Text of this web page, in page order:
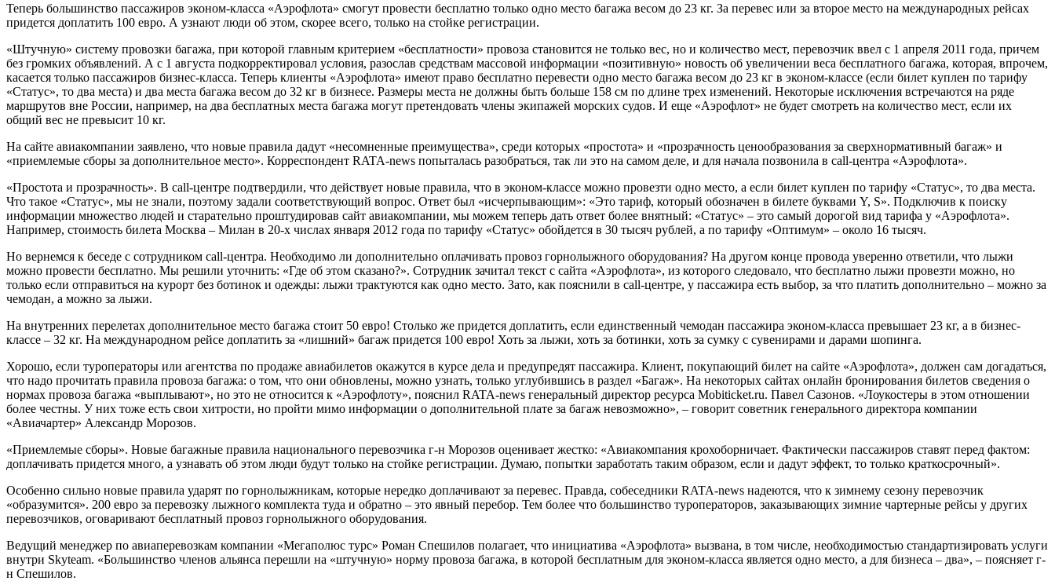
Теперь большинство пассажиров эконом-класса «Аэрофлота» смогут провести бесплатно только одно место багажа весом до 23 кг. За перевес или за второе место на международных рейсах
придется доплатить 100 евро. А узнают люди об этом, скорее всего, только на стойке регистрации.
«Штучную» систему провозки багажа, при которой главным критерием «бесплатности» провоза становится не только вес, но и количество мест, перевозчик ввел с 1 апреля 2011 года, причем
без громких объявлений. А с 1 августа подкорректировал условия, разослав средствам массовой информации «позитивную» новость об увеличении веса бесплатного багажа, которая, впрочем,
касается только пассажиров бизнес-класса. Теперь клиенты «Аэрофлота» имеют право бесплатно перевести одно место багажа весом до 23 кг в эконом-классе (если билет куплен по тарифу
«Статус», то два места) и два места багажа весом до 32 кг в бизнесе. Размеры места не должны быть больше 158 см по длине трех изменений. Некоторые исключения встречаются на ряде
маршрутов вне России, например, на два бесплатных места багажа могут претендовать члены экипажей морских судов. И еще «Аэрофлот» не будет смотреть на количество мест, если их
общий вес не превысит 10 кг.
На сайте авиакомпании заявлено, что новые правила дадут «несомненные преимущества», среди которых «простота» и «прозрачность ценообразования за сверхнормативный багаж» и
«приемлемые сборы за дополнительное место». Корреспондент RATA-news попыталась разобраться, так ли это на самом деле, и для начала позвонила в сall-центра «Аэрофлота».
«Простота и прозрачность». В сall-центре подтвердили, что действует новые правила, что в эконом-классе можно провезти одно место, а если билет куплен по тарифу «Статус», то два места.
Что такое «Статус», мы не знали, поэтому задали соответствующий вопрос. Ответ был «исчерпывающим»: «Это тариф, который обозначен в билете буквами Y, S». Подключив к поиску
информации множество людей и старательно проштудировав сайт авиакомпании, мы можем теперь дать ответ более внятный: «Статус» – это самый дорогой вид тарифа у «Аэрофлота».
Например, стоимость билета Москва – Милан в 20-х числах января 2012 года по тарифу «Статус» обойдется в 30 тысяч рублей, а по тарифу «Оптимум» – около 16 тысяч.
Но вернемся к беседе с сотрудником сall-центра. Необходимо ли дополнительно оплачивать провоз горнолыжного оборудования? На другом конце провода уверенно ответили, что лыжи
можно провести бесплатно. Мы решили уточнить: «Где об этом сказано?». Сотрудник зачитал текст с сайта «Аэрофлота», из которого следовало, что бесплатно лыжи провезти можно, но
только если отправиться на курорт без ботинок и одежды: лыжи трактуются как одно место. Зато, как пояснили в сall-центре, у пассажира есть выбор, за что платить дополнительно – можно за
чемодан, а можно за лыжи.
На внутренних перелетах дополнительное место багажа стоит 50 евро! Столько же придется доплатить, если единственный чемодан пассажира эконом-класса превышает 23 кг, а в бизнес-
классе – 32 кг. На международном рейсе доплатить за «лишний» багаж придется 100 евро! Хоть за лыжи, хоть за ботинки, хоть за сумку с сувенирами и дарами шопинга.
Хорошо, если туроператоры или агентства по продаже авиабилетов окажутся в курсе дела и предупредят пассажира. Клиент, покупающий билет на сайте «Аэрофлота», должен сам догадаться,
что надо прочитать правила провоза багажа: о том, что они обновлены, можно узнать, только углубившись в раздел «Багаж». На некоторых сайтах онлайн бронирования билетов сведения о
нормах провоза багажа «выплывают», но это не относится к «Аэрофлоту», пояснил RATA-news генеральный директор ресурса Mobiticket.ru. Павел Сазонов. «Лоукостеры в этом отношении
более честны. У них тоже есть свои хитрости, но пройти мимо информации о дополнительной плате за багаж невозможно», – говорит советник генерального директора компании
«Авиачартер» Александр Морозов.
«Приемлемые сборы». Новые багажные правила национального перевозчика г-н Морозов оценивает жестко: «Авиакомпания крохоборничает. Фактически пассажиров ставят перед фактом:
доплачивать придется много, а узнавать об этом люди будут только на стойке регистрации. Думаю, попытки заработать таким образом, если и дадут эффект, то только краткосрочный».
Особенно сильно новые правила ударят по горнолыжникам, которые нередко доплачивают за перевес. Правда, собеседники RATA-news надеются, что к зимнему сезону перевозчик
«образумится». 200 евро за перевозку лыжного комплекта туда и обратно – это явный перебор. Тем более что большинство туроператоров, заказывающих зимние чартерные рейсы у других
перевозчиков, оговаривают бесплатный провоз горнолыжного оборудования.
Ведущий менеджер по авиаперевозкам компании «Мегаполюс турс» Роман Спешилов полагает, что инициатива «Аэрофлота» вызвана, в том числе, необходимостью стандартизировать услуги
внутри Skyteam. «Большинство членов альянса перешли на «штучную» норму провоза багажа, в которой бесплатным для эконом-класса является одно место, а для бизнеса – два», – поясняет г-
н Спешилов.